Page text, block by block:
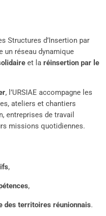
Structures d’Insertion par
un réseau dynamique
et la réinsertion par le
, l’URSIAE accompagne les
ateliers et chantiers
entreprises de travail
missions quotidiennes.
,
,
des territoires réunionnais.